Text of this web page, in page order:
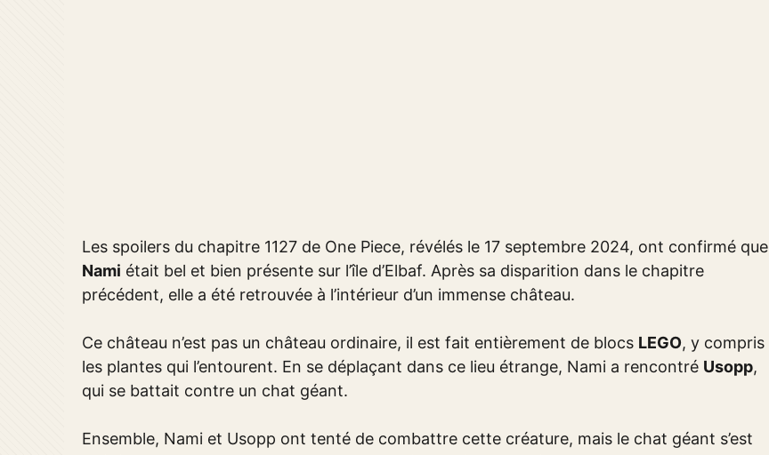
Les spoilers du chapitre 1127 de One Piece, révélés le 17 septembre 2024, ont confirmé que
Nami était bel et bien présente sur l’île d’Elbaf. Après sa disparition dans le chapitre
précédent, elle a été retrouvée à l’intérieur d’un immense château.
Ce château n’est pas un château ordinaire, il est fait entièrement de blocs LEGO, y compris
les plantes qui l’entourent. En se déplaçant dans ce lieu étrange, Nami a rencontré Usopp,
qui se battait contre un chat géant.
Ensemble, Nami et Usopp ont tenté de combattre cette créature, mais le chat géant s’est